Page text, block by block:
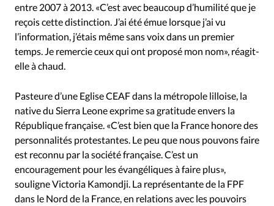
entre 2007 à 2013. «C’est avec beaucoup d’humilité que je
reçois cette distinction. J’ai été émue lorsque j’ai vu
l’information, j’étais même sans voix dans un premier
temps. Je remercie ceux qui ont proposé mon nom», réagit-
elle à chaud.
Pasteure d’une Eglise CEAF dans la métropole lilloise, la
native du Sierra Leone exprime sa gratitude envers la
République française. «C’est bien que la France honore des
personnalités protestantes. Le peu que nous pouvons faire
est reconnu par la société française. C’est un
encouragement pour les évangéliques à faire plus»,
souligne Victoria Kamondji. La représentante de la FPF
dans le Nord de la France, en relations avec les pouvoirs